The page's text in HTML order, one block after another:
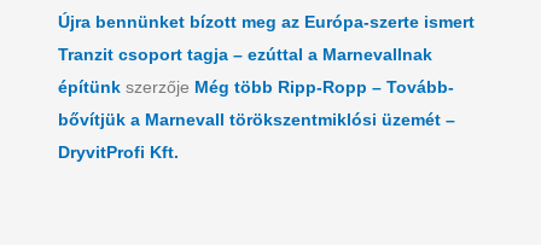
Újra bennünket bízott meg az Európa-szerte ismert
Tranzit csoport tagja – ezúttal a Marnevallnak
építünk szerzője Még több Ripp-Ropp – Tovább-
bővítjük a Marnevall törökszentmiklósi üzemét –
DryvitProfi Kft.